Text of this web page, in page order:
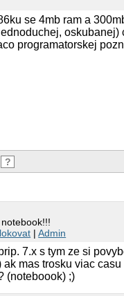
se 4mb ram a
programatorskej
?
|Admin
7.x s tym ze si
ak mas trosku viac
(noteboook) ;)